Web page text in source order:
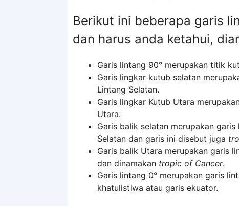
Berikut ini beberapa garis
dan harus anda ketahui,
Garis lintang 90° merupakan titik
Garis lingkar kutub selatan
Lintang Selatan.
Garis lingkar Kutub Utara
Utara.
Garis balik selatan merupakan
Selatan dan garis ini disebut juga
Garis balik Utara merupakan garis
dan dinamakan tropic of Cancer.
Garis lintang 0° merupakan garis
khatulistiwa atau garis ekuator.